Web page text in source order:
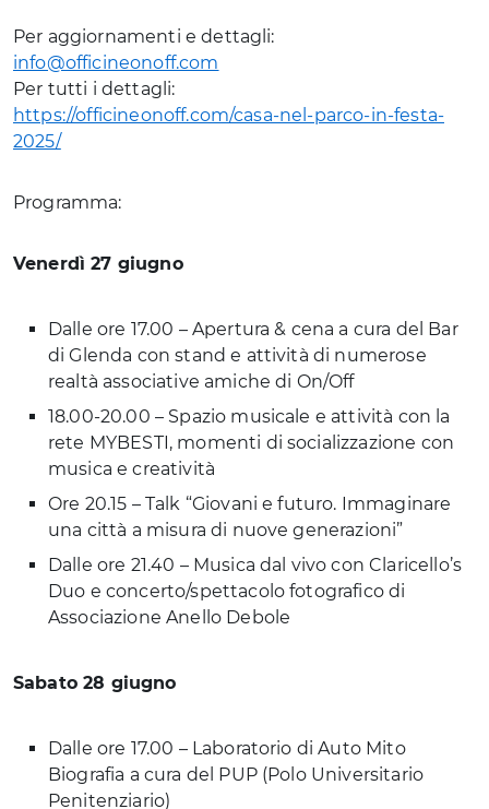
Per aggiornamenti e dettagli:
info@officineonoff.com
Per tutti i dettagli:
https://officineonoff.com/casa-nel-parco-in-festa-
2025/
Programma:
Venerdì 27 giugno
Dalle ore 17.00 – Apertura & cena a cura del Bar
di Glenda con stand e attività di numerose
realtà associative amiche di On/Off
18.00-20.00 – Spazio musicale e attività con la
rete MYBESTI, momenti di socializzazione con
musica e creatività
Ore 20.15 – Talk “Giovani e futuro. Immaginare
una città a misura di nuove generazioni”
Dalle ore 21.40 – Musica dal vivo con Claricello’s
Duo e concerto/spettacolo fotografico di
Associazione Anello Debole
Sabato 28 giugno
Dalle ore 17.00 – Laboratorio di Auto Mito
Biografia a cura del PUP (Polo Universitario
Penitenziario)